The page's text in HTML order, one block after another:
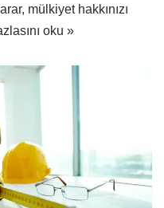
mülkiyet hakkınızı
oku »